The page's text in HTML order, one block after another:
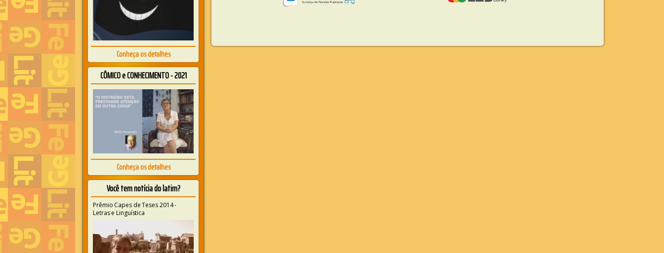
Conheça os detalhes
CÔMICO e CONHECIMENTO - 2021
Conheça os detalhes
Você tem notícia do latim?
Prêmio Capes de Teses 2014 -
Letras e Linguística